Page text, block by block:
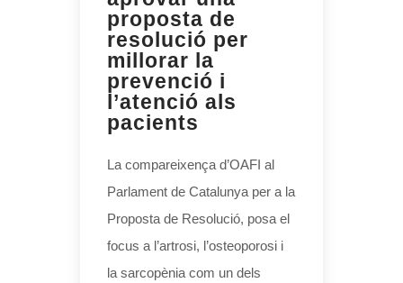
proposta de
resolució per
millorar la
prevenció i
l’atenció als
pacients
La compareixença d’OAFI al
Parlament de Catalunya per a la
Proposta de Resolució, posa el
focus a l’artrosi, l’osteoporosi i
la sarcopènia com un dels